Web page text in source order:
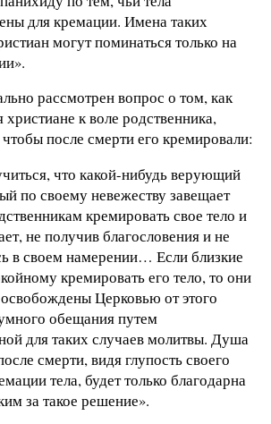
для кремации. Имена таких
могут поминаться только на
рассмотрен вопрос о том, как
христиане к воле родственника,
после смерти его кремировали:
что какой-нибудь верующий
по своему невежеству завещает
кремировать свое тело и
не получив благословения и не
в своем намерении… Если близкие
кремировать его тело, то они
Церковью от этого
обещания путем
для таких случаев молитвы. Душа
смерти, видя глупость своего
тела, будет только благодарна
за такое решение».